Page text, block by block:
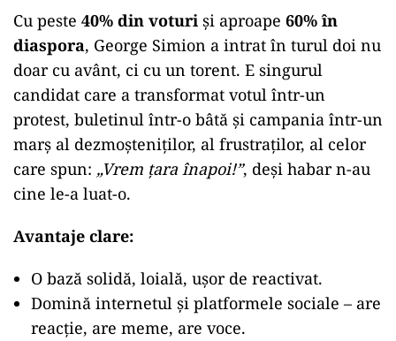
Cu peste 40% din voturi și aproape 60% în
diaspora, George Simion a intrat în turul doi nu
doar cu avânt, ci cu un torent. E singurul
candidat care a transformat votul într-un
protest, buletinul într-o bâtă și campania într-un
marș al dezmoșteniților, al frustraților, al celor
care spun: „Vrem țara înapoi!”, deși habar n-au
cine le-a luat-o.
Avantaje clare:
O bază solidă, loială, ușor de reactivat.
Domină internetul și platformele sociale – are
reacție, are meme, are voce.